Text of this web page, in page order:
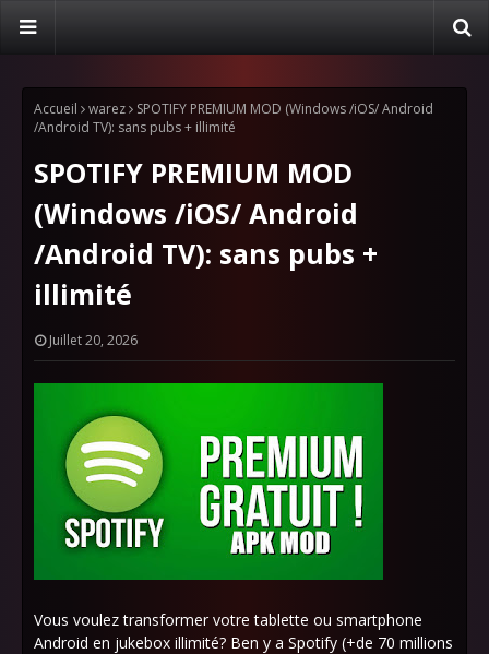
Accueil warez
SPOTIFY PREMIUM MOD (Windows /iOS/ Android
/Android TV): sans pubs + illimité
SPOTIFY PREMIUM MOD
(Windows /iOS/ Android
/Android TV): sans pubs +
illimité
Juillet 20, 2026
Vous voulez transformer votre tablette ou smartphone
Android en jukebox illimité? Ben y a Spotify (+de 70 millions